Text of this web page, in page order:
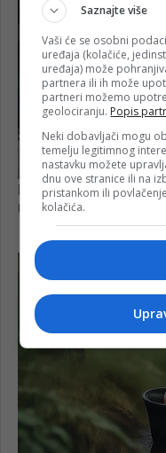
Saznajte više
Vaši će se osobni
uređaja (kolačiće,
uređaja) može
partnera ili ih može
partneri možemo
geolociranju. Popis
Neki dobavljači mogu
temelju legitimnog
nastavku možete
dnu ove stranice ili na
pristankom ili
kolačića.